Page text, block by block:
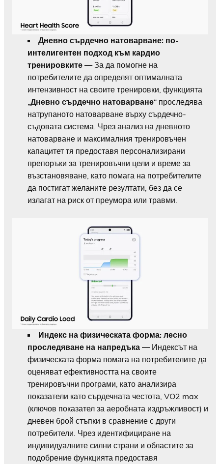
Дневно сърдечно натоварване: по-
интелигентен подход към кардио
тренировките —За да помогне на
потребителите да определят оптималната
интензивност на своите тренировки, функцията
Дневно сърдечно натоварване“ проследява
натрупаното натоварване върху сърдечно-
съдовата система. Чрез анализ на дневното
натоварване и максималния тренировъчен
капацитет тя предоставя персонализирани
препоръки за тренировъчни цели и време за
възстановяване, като помага на потребителите
да постигат желаните резултати, без да се
излагат на риск от преумора или травми.
Индекс на физическата форма: лесно
проследяване на напредъка — Индексът на
физическата форма помага на потребителите да
оценяват ефективността на своите
тренировъчни програми, като анализира
показатели като сърдечната честота, VO2 max
(ключов показател за аеробната издръжливост) и
дневен брой стъпки в сравнение с други
потребители. Чрез идентифициране на
индивидуалните силни страни и областите за
подобрение функцията предоставя